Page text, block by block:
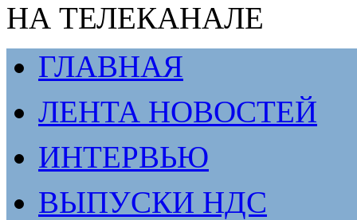
НА ТЕЛЕКАНАЛЕ
ГЛАВНАЯ
ЛЕНТА НОВОСТЕЙ
ИНТЕРВЬЮ
ВЫПУСКИ НДС